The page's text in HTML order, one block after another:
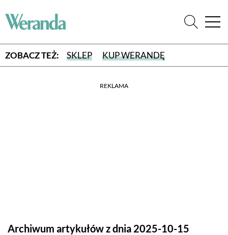
ZOBACZ TEŻ: SKLEP KUP WERANDĘ
REKLAMA
Archiwum artykułów z dnia 2025-10-15